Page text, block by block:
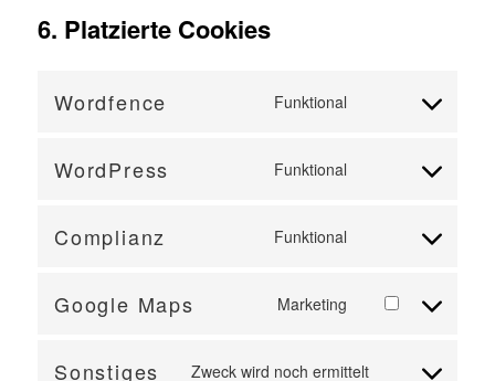
6. Platzierte Cookies
Wordfence Funktional
wordfence
WordPress Funktional
wordpress
Complianz Funktional
service
complianz
Google Maps Marketing
Consent
service
Sonstiges Zweck wird noch ermittelt